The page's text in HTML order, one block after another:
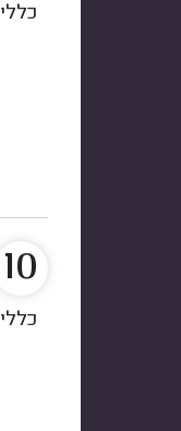
כללי
10
כללי